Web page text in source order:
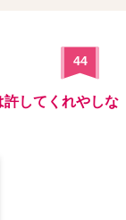
44
してくれやしな